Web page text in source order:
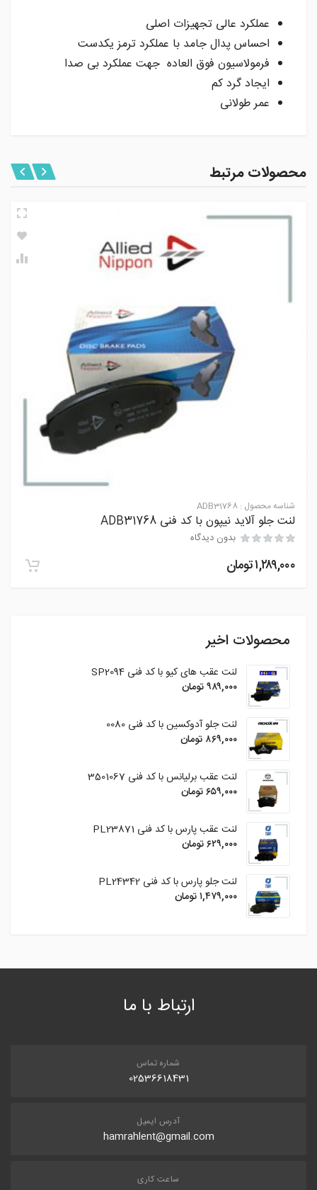
عملکرد عالی تجهیزات اصلی
احساس پدال جامد با عملکرد ترمز یکدست
فرمولاسیون فوق العاده جهت عملکرد بی صدا
ایجاد گرد کم
عمر طولانی
محصولات مرتبط
شناسه محصول : ADB31768
لنت جلو آلاید نیپون با کد فنی ADB31768
بدون دیدگاه
۱,۲۸۹,۰۰۰تومان
محصولات اخیر
لنت عقب های کیو با کد فنی SP2094
۹۸۹,۰۰۰تومان
لنت جلو آدوکسین با کد فنی 0080
۸۶۹,۰۰۰ تومان
لنت عقب برلیانس با کد فنی 3501067
۶۵۹,۰۰۰تومان
لنت عقب پارس با کد فنی PL23871
۶۲۹,۰۰۰تومان
لنت جلو پارس با کد فنی PL24342
۱,۴۷۹,۰۰۰تومان
ارتباط با ما
شماره تماس
02536618431
آدرس ایمیل
hamrahlent@gmail.com
ساعت کاری